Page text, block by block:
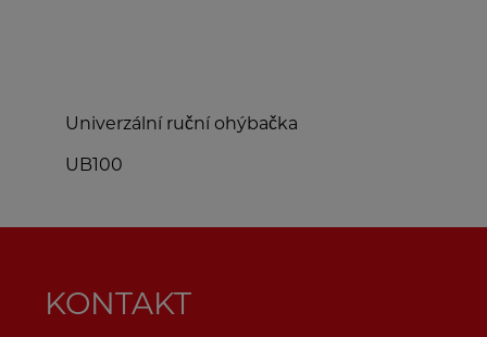
Univerzální ruční ohýbačka
UB100
KONTAKT